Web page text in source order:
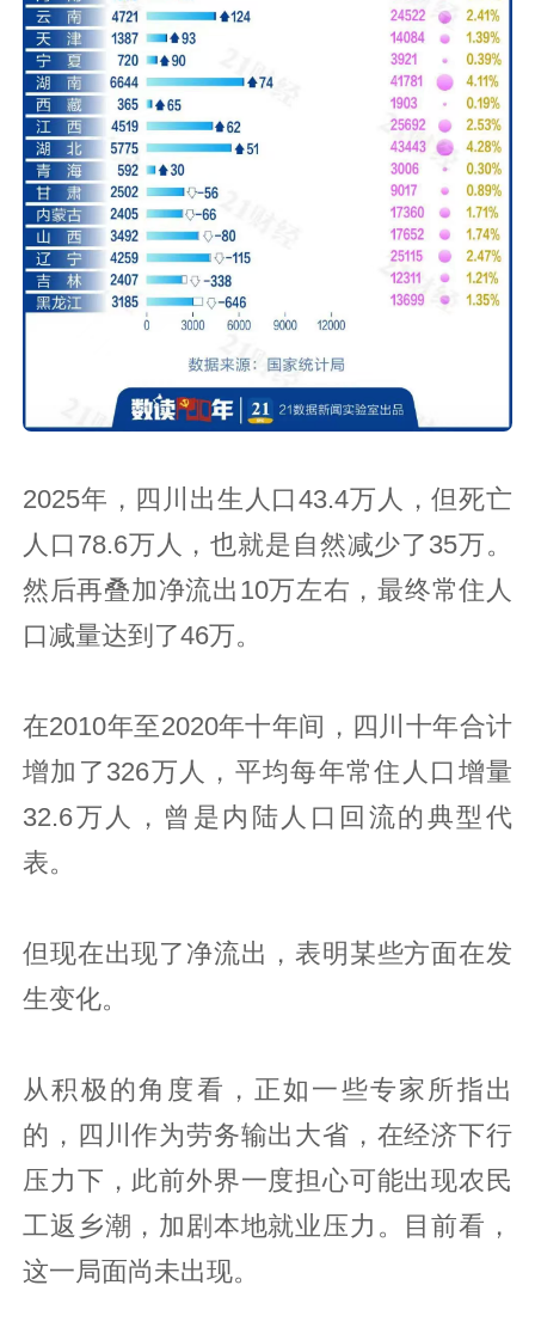
2025年，四川出生人口43.4万人，但死亡
人口78.6万人，也就是自然减少了35万。
然后再叠加净流出10万左右，最终常住人
口减量达到了46万。
在2010年至2020年十年间，四川十年合计
增加了326万人，平均每年常住人口增量
32.6万人，曾是内陆人口回流的典型代
表。
但现在出现了净流出，表明某些方面在发
生变化。
从积极的角度看，正如一些专家所指出
的，四川作为劳务输出大省，在经济下行
压力下，此前外界一度担心可能出现农民
工返乡潮，加剧本地就业压力。目前看，
这一局面尚未出现。